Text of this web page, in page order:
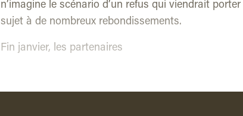
n’imagine le scénario d’un refus qui viendrait
sujet à de nombreux rebondissements.
Fin janvier, les partenaires